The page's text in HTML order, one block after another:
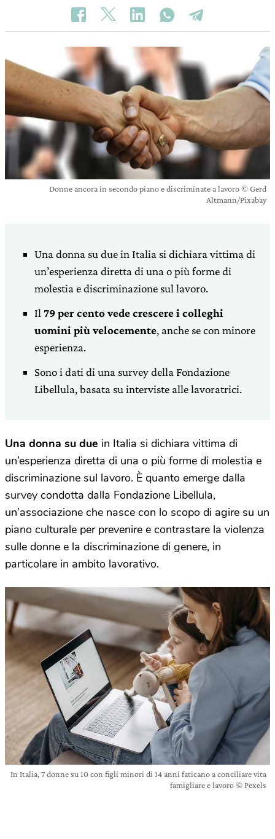
Donne ancora in secondo piano e discriminate a lavoro © Gerd
Altmann/Pixabay
Una donna su due in Italia si dichiara vittima di
un’esperienza diretta di una o più forme di
molestia e discriminazione sul lavoro.
Il 79 per cento vede crescere i colleghi
uomini più velocemente, anche se con minore
esperienza.
Sono i dati di una survey della Fondazione
Libellula, basata su interviste alle lavoratrici.
Una donna su due in Italia si dichiara vittima di
un’esperienza diretta di una o più forme di molestia e
discriminazione sul lavoro. È quanto emerge dalla
survey condotta dalla Fondazione Libellula,
un’associazione che nasce con lo scopo di agire su un
piano culturale per prevenire e contrastare la violenza
sulle donne e la discriminazione di genere, in
particolare in ambito lavorativo.
In Italia, 7 donne su 10 con figli minori di 14 anni faticano a conciliare vita
famigliare e lavoro © Pexels